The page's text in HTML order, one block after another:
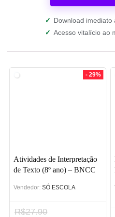
✓ Download
✓ Acesso vitalício ao
- 29%
Atividades de Interpretação
de Texto (8º ano) – BNCC
Vendedor: SÓ ESCOLA
R$27.90